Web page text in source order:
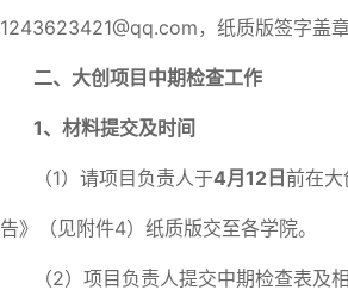
1243623421@qq.com，纸质版签字盖章
二、大创项目中期检查工作
1、材料提交及时间
（1）请项目负责人于4月12日 前在
告》（见附件4）纸质版交至各学院。
（2）项目负责人提交中期检查表及